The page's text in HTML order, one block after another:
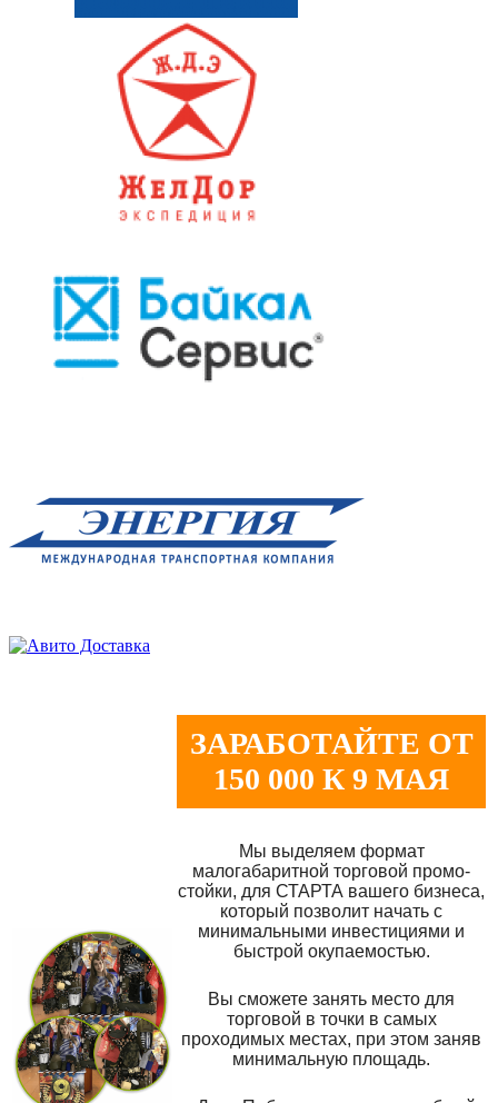
ЗАРАБОТАЙТЕ ОТ
150 000 К 9 МАЯ
Мы выделяем формат
малогабаритной торговой промо-
стойки, для СТАРТА вашего бизнеса,
который позволит начать с
минимальными инвестициями и
быстрой окупаемостью.
Вы сможете занять место для
торговой в точки в самых
проходимых местах, при этом заняв
минимальную площадь.